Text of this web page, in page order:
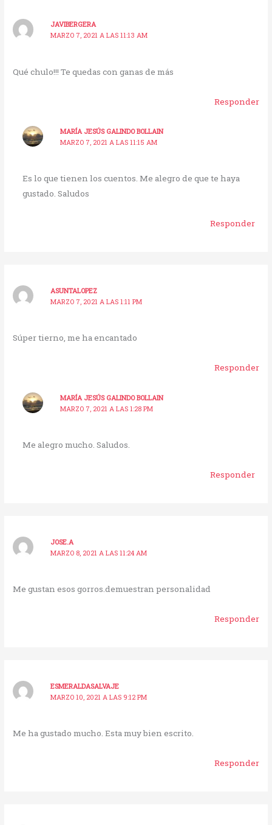
JAVIBERGERA
MARZO 7, 2021 A LAS 11:13 AM
Qué chulo!!! Te quedas con ganas de más
Responder
MARÍA JESÚS GALINDO BOLLAIN
MARZO 7, 2021 A LAS 11:15 AM
Es lo que tienen los cuentos. Me alegro de que te haya
gustado. Saludos
Responder
ASUNTALOPEZ
MARZO 7, 2021 A LAS 1:11 PM
Súper tierno, me ha encantado
Responder
MARÍA JESÚS GALINDO BOLLAIN
MARZO 7, 2021 A LAS 1:28 PM
Me alegro mucho. Saludos.
Responder
JOSE.A
MARZO 8, 2021 A LAS 11:24 AM
Me gustan esos gorros.demuestran personalidad
Responder
ESMERALDASALVAJE
MARZO 10, 2021 A LAS 9:12 PM
Me ha gustado mucho. Esta muy bien escrito.
Responder